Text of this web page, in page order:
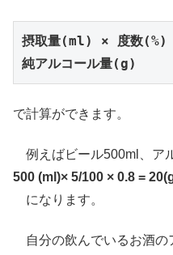
摂取量(ml) × 度数
純アルコール量(g)
で計算ができます。
例えばビール500ml、ア
500 (ml)× 5/100 × 0.8 =
になります。
自分の飲んでいるお酒の